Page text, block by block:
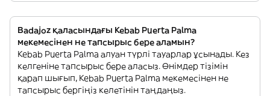
Badajoz қаласындағы Kebab Puerta Palma
мекемесінен не тапсырыс бере аламын?
Kebab Puerta Palma алуан түрлі тауарлар ұсынады. Кез
келгеніне тапсырыс бере аласыз. Өнімдер тізімін
қарап шығып, Kebab Puerta Palma мекемесінен не
тапсырыс бергіңіз келетінін таңдаңыз.